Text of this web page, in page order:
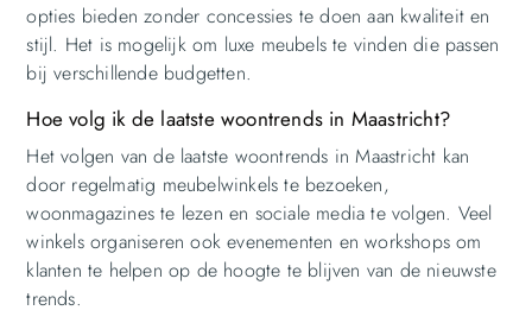
opties bieden zonder concessies te doen aan kwaliteit en
stijl. Het is mogelijk om luxe meubels te vinden die passen
bij verschillende budgetten.
Hoe volg ik de laatste woontrends in Maastricht?
Het volgen van de laatste woontrends in Maastricht kan
door regelmatig meubelwinkels te bezoeken,
woonmagazines te lezen en sociale media te volgen. Veel
winkels organiseren ook evenementen en workshops om
klanten te helpen op de hoogte te blijven van de nieuwste
trends.